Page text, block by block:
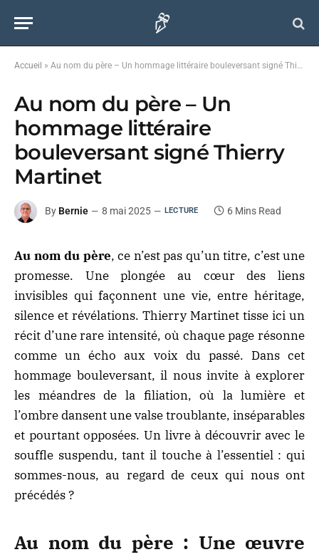
Accueil » Au nom du père – Un hommage littéraire bouleversant signé Thierry Martinet
Au nom du père – Un
hommage littéraire
bouleversant signé Thierry
Martinet
By Bernie 8 mai 2025 LECTURE 6 Mins Read
Au nom du père, ce n’est pas qu’un titre, c’est une
promesse. Une plongée au cœur des liens
invisibles qui façonnent une vie, entre héritage,
silence et révélations. Thierry Martinet tisse ici un
récit d’une rare intensité, où chaque page résonne
comme un écho aux voix du passé. Dans cet
hommage bouleversant, il nous invite à explorer
les méandres de la filiation, où la lumière et
l’ombre dansent une valse troublante, inséparables
et pourtant opposées. Un livre à découvrir avec le
souffle suspendu, tant il touche à l’essentiel : qui
sommes-nous, au regard de ceux qui nous ont
précédés ?
Au nom du père : Une œuvre